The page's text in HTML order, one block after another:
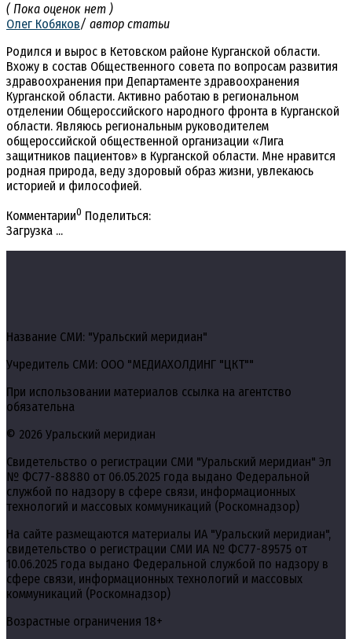
( Пока оценок нет )
Олег Кобяков/ автор статьи
Родился и вырос в Кетовском районе Курганской области.
Вхожу в состав Общественного совета по вопросам развития
здравоохранения при Департаменте здравоохранения
Курганской области. Активно работаю в региональном
отделении Общероссийского народного фронта в Курганской
области. Являюсь региональным руководителем
общероссийской общественной организации «Лига
защитников пациентов» в Курганской области. Мне нравится
родная природа, веду здоровый образ жизни, увлекаюсь
историей и философией.
Комментарии0 Поделиться:
Загрузка ...
Название СМИ: "Уральский меридиан"
Учредитель СМИ: ООО "МЕДИАХОЛДИНГ "ЦКТ""
При использовании материалов ссылка на агентство
обязательна
© 2026 Уральский меридиан
Свидетельство о регистрации СМИ "Уральский меридиан" Эл
№ ФС77-88880 от 06.05.2025 года выдано Федеральной
службой по надзору в сфере связи, информационных
технологий и массовых коммуникаций (Роскомнадзор)
На сайте размещаются материалы ИА "Уральский меридиан",
свидетельство о регистрации СМИ ИА № ФС77-89575 от
10.06.2025 года выдано Федеральной службой по надзору в
сфере связи, информационных технологий и массовых
коммуникаций (Роскомнадзор)
Возрастные ограничения 18+